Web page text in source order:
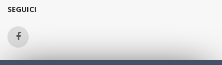
SEGUICI